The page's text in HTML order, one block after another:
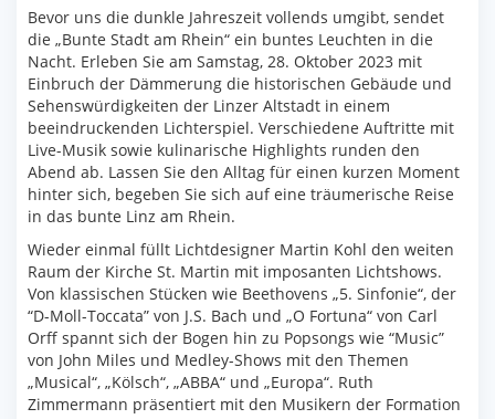
Bevor uns die dunkle Jahreszeit vollends umgibt, sendet
die „Bunte Stadt am Rhein“ ein buntes Leuchten in die
Nacht. Erleben Sie am Samstag, 28. Oktober 2023 mit
Einbruch der Dämmerung die historischen Gebäude und
Sehenswürdigkeiten der Linzer Altstadt in einem
beeindruckenden Lichterspiel. Verschiedene Auftritte mit
Live-Musik sowie kulinarische Highlights runden den
Abend ab. Lassen Sie den Alltag für einen kurzen Moment
hinter sich, begeben Sie sich auf eine träumerische Reise
in das bunte Linz am Rhein.
Wieder einmal füllt Lichtdesigner Martin Kohl den weiten
Raum der Kirche St. Martin mit imposanten Lichtshows.
Von klassischen Stücken wie Beethovens „5. Sinfonie“, der
“D-Moll-Toccata” von J.S. Bach und „O Fortuna“ von Carl
Orff spannt sich der Bogen hin zu Popsongs wie “Music”
von John Miles und Medley-Shows mit den Themen
„Musical“, „Kölsch“, „ABBA“ und „Europa“. Ruth
Zimmermann präsentiert mit den Musikern der Formation